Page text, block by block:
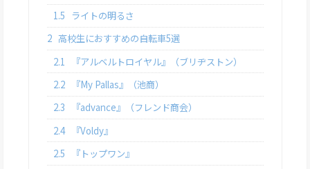
1.5 ライトの明るさ
2 高校生におすすめの自転車5選
2.1
『アルベルトロイヤル』（ブリヂストン）
2.2
『My Pallas』（池商）
2.3
『advance』（フレンド商会）
2.4
『Voldy』
2.5
『トップワン』